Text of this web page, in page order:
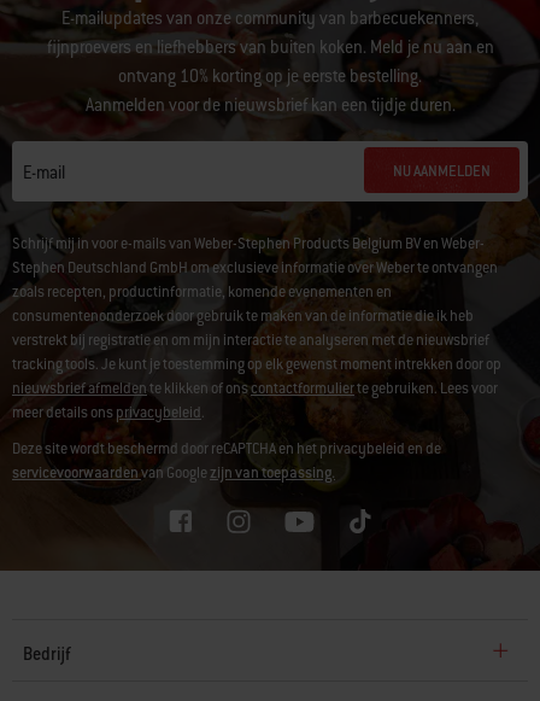
E-mailupdates van onze community van barbecuekenners,
fijnproevers en liefhebbers van buiten koken. Meld je nu aan en
ontvang 10% korting op je eerste bestelling.
Aanmelden voor de nieuwsbrief kan een tijdje duren.
E-mail NU AANMELDEN
Schrijf mij in voor e-mails van Weber-Stephen Products Belgium BV en Weber-
Stephen Deutschland GmbH om exclusieve informatie over Weber te ontvangen
zoals recepten, productinformatie, komende evenementen en
consumentenonderzoek door gebruik te maken van de informatie die ik heb
verstrekt bij registratie en om mijn interactie te analyseren met de nieuwsbrief
tracking tools. Je kunt je toestemming op elk gewenst moment intrekken door op
nieuwsbrief afmeldente klikken of onscontactformulierte gebruiken. Lees voor
meer details onsprivacybeleid.
Deze site wordt beschermd door reCAPTCHA en het privacybeleid en de
servicevoorwaardenvan Googlezijn van toepassing.
Bedrijf